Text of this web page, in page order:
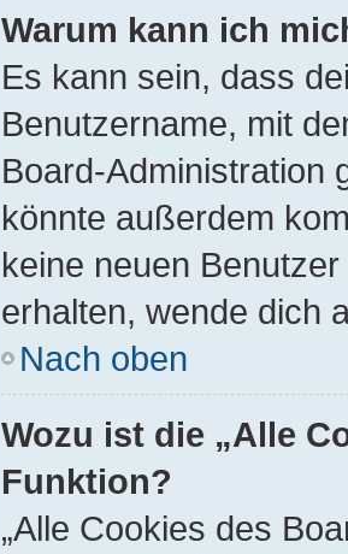
Warum kann ich
Es kann sein, dass
Benutzername, mit
Board-Administration
könnte außerdem
keine neuen
erhalten, wende dich
Nach oben
Wozu ist die „Alle
Funktion?
„Alle Cookies des